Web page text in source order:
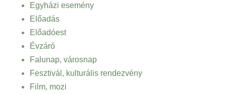
Egyházi esemény
Előadás
Előadóest
Évzáró
Falunap, városnap
Fesztivál, kulturális rendezvény
Film, mozi